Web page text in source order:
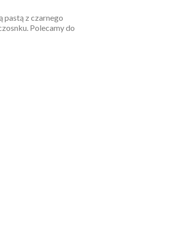
pastą z czarnego
Polecamy do